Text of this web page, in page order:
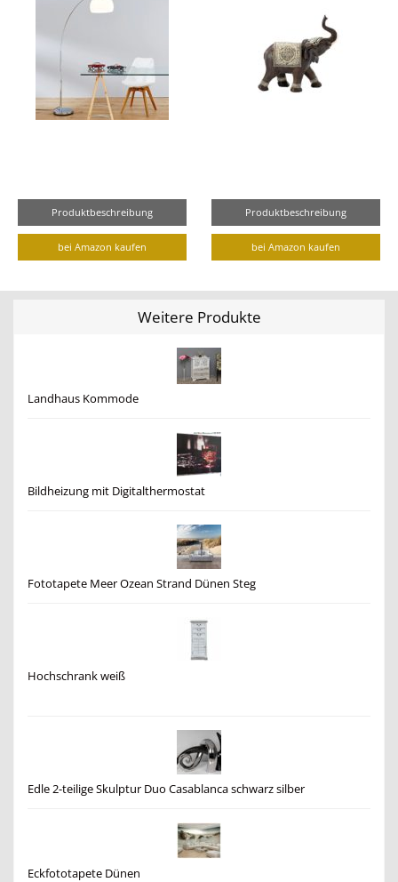
Produktbeschreibung
bei Amazon kaufen
Produktbeschreibung
bei Amazon kaufen
Weitere Produkte
Landhaus Kommode
Bildheizung mit Digitalthermostat
Fototapete Meer Ozean Strand Dünen Steg
Hochschrank weiß
Edle 2-teilige Skulptur Duo Casablanca schwarz silber
Eckfototapete Dünen